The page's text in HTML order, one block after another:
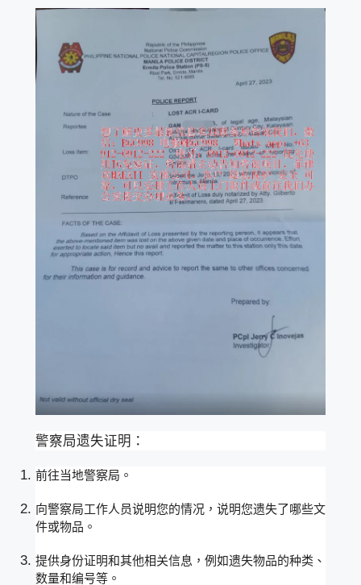
警察局遗失证明：
前往当地警察局。
向警察局工作人员说明您的情况，说明您遗失了哪些文
件或物品。
提供身份证明和其他相关信息，例如遗失物品的种类、
数量和编号等。